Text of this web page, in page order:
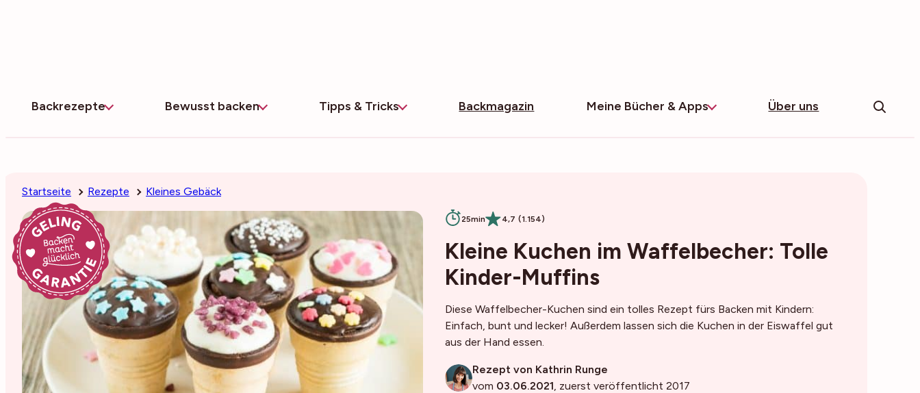
Backrezepte Bewusst backen Tipps & Tricks Backmagazin Meine Bücher & Apps Über uns
Startseite Rezepte Kleines Gebäck
25min 4,7 (1.154)
Kleine Kuchen im Waffelbecher: Tolle
Kinder-Muffins
Diese Waffelbecher-Kuchen sind ein tolles Rezept fürs Backen mit Kindern:
Einfach, bunt und lecker! Außerdem lassen sich die Kuchen in der Eiswaffel gut
aus der Hand essen.
Rezept von Kathrin Runge
vom 03.06.2021, zuerst veröffentlicht 2017